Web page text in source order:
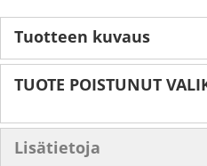
Tuotteen kuvaus
TUOTE POISTUNUT
Lisätietoja